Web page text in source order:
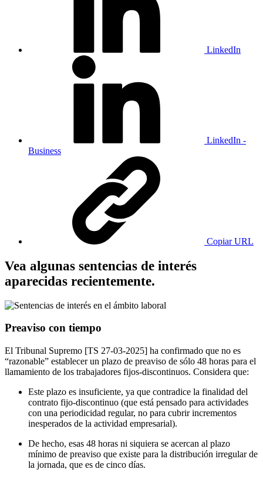
LinkedIn
LinkedIn -
Business
Copiar URL
Vea algunas sentencias de interés
aparecidas recientemente.
Preaviso con tiempo
El Tribunal Supremo [TS 27-03-2025] ha confirmado que no es
“razonable” establecer un plazo de preaviso de sólo 48 horas para el
llamamiento de los trabajadores fijos-discontinuos. Considera que:
Este plazo es insuficiente, ya que contradice la finalidad del
contrato fijo-discontinuo (que está pensado para actividades
con una periodicidad regular, no para cubrir incrementos
inesperados de la actividad empresarial).
De hecho, esas 48 horas ni siquiera se acercan al plazo
mínimo de preaviso que existe para la distribución irregular de
la jornada, que es de cinco días.